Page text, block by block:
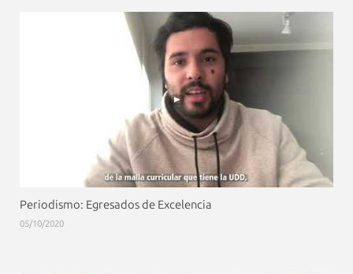
Periodismo: Egresados de Excelencia
05/10/2020